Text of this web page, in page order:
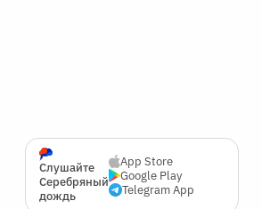
Слушайте
Серебряный
дождь
App Store
Google Play
Telegram App